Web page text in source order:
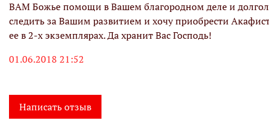
ВАМ Божье помощи в Вашем благородном деле и
следить за Вашим развитием и хочу приобрести
ее в 2-х экземплярах. Да хранит Вас Господь!
01.06.2018 21:52
Написать отзыв